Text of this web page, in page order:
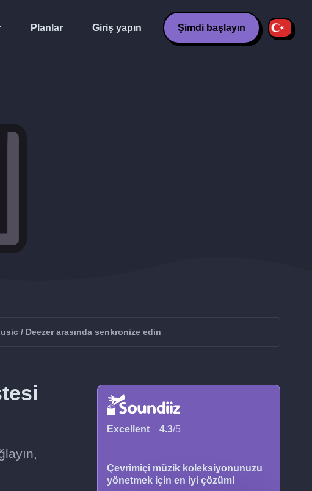
Planlar Giriş yapın Şimdi başlayın
/ Deezer arasında senkronize edin
Excellent 4.3/5
Çevrimiçi müzik koleksiyonunuzu
yönetmek için en iyi çözüm!